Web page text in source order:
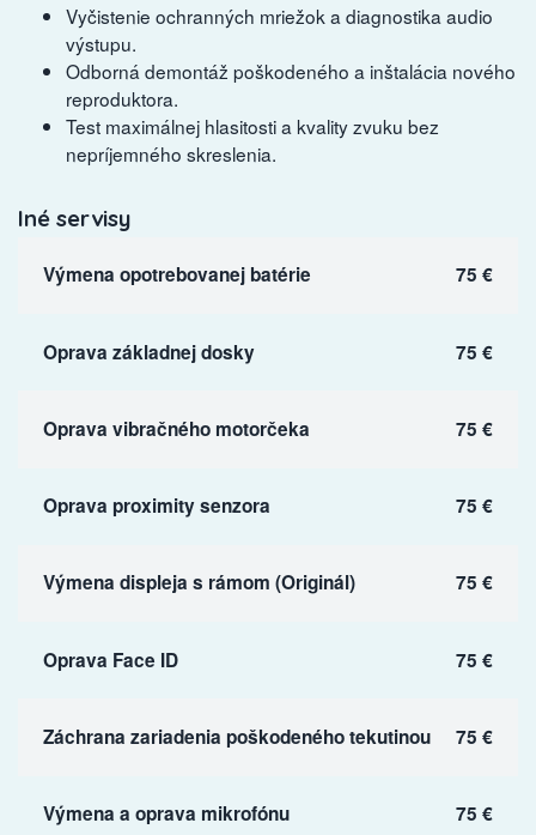
Vyčistenie ochranných mriežok a diagnostika audio
výstupu.
Odborná demontáž poškodeného a inštalácia nového
reproduktora.
Test maximálnej hlasitosti a kvality zvuku bez
nepríjemného skreslenia.
Iné servisy
Výmena opotrebovanej batérie 75 €
Oprava základnej dosky 75 €
Oprava vibračného motorčeka 75 €
Oprava proximity senzora 75 €
Výmena displeja s rámom (Originál) 75 €
Oprava Face ID 75 €
Záchrana zariadenia poškodeného tekutinou 75 €
Výmena a oprava mikrofónu 75 €